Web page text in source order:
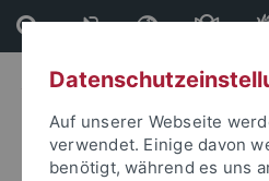
Direkt
zum
Inhalt
Direkt
zur
Fußleiste
Auf unserer Webseite
verwendet. Einige davon
benötigt, während es uns